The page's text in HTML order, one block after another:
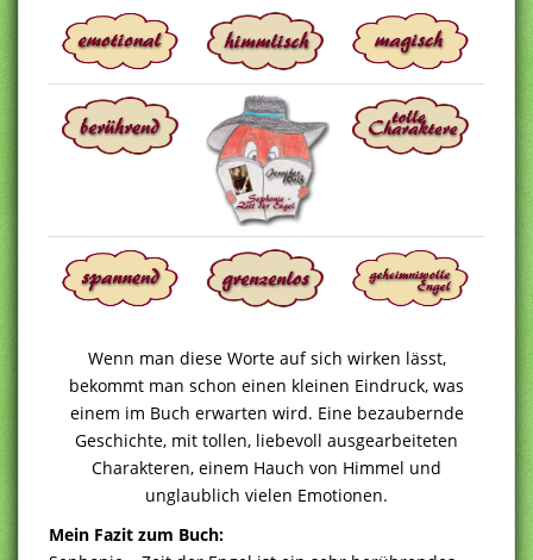
Wenn man diese Worte auf sich wirken lässt,
bekommt man schon einen kleinen Eindruck, was
einem im Buch erwarten wird. Eine bezaubernde
Geschichte, mit tollen, liebevoll ausgearbeiteten
Charakteren, einem Hauch von Himmel und
unglaublich vielen Emotionen.
Mein Fazit zum Buch: